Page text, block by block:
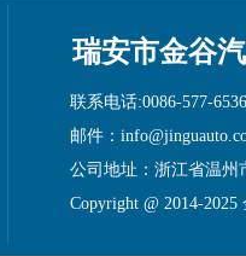
联系电话:0086-577-
邮件：
公司地址：浙江省温
Copyright @ 2014-
瑞安市金谷